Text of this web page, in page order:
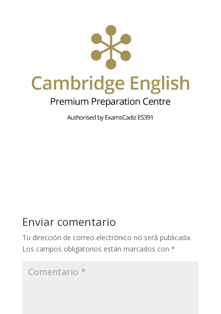
Enviar comentario
Tu dirección de correo electrónico no será publicada.
Los campos obligatorios están marcados con *